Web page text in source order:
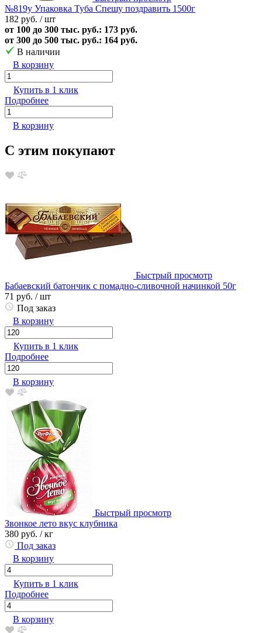
№819у Упаковка Туба Спешу поздравить 1500г
182 руб. / шт
от 100 до 300 тыс. руб.: 173 руб.
от 300 до 500 тыс. руб.: 164 руб.
В наличии
В корзину
Купить в 1 клик
Подробнее
В корзину
С этим покупают
Быстрый просмотр
Бабаевский батончик с помадно-сливочной начинкой 50г
71 руб. / шт
Под заказ
В корзину
Купить в 1 клик
Подробнее
В корзину
Быстрый просмотр
Звонкое лето вкус клубника
380 руб. / кг
Под заказ
В корзину
Купить в 1 клик
Подробнее
В корзину